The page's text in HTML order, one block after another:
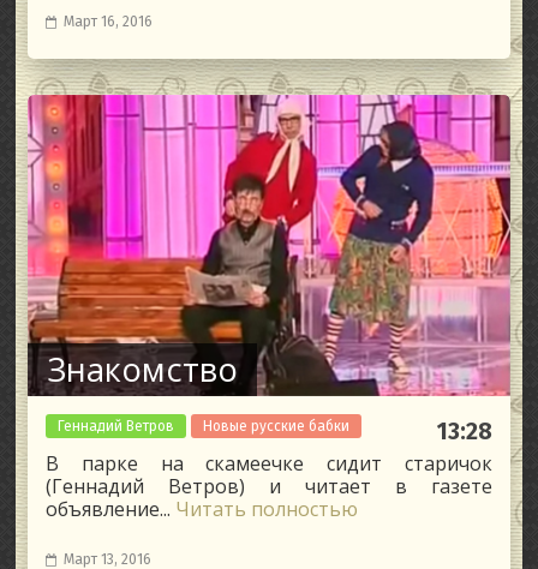
Март 16, 2016
Знакомство
Геннадий Ветров Новые русские бабки 13:28
В парке на скамеечке сидит старичок
(Геннадий Ветров) и читает в газете
объявление... Читать полностью
Март 13, 2016